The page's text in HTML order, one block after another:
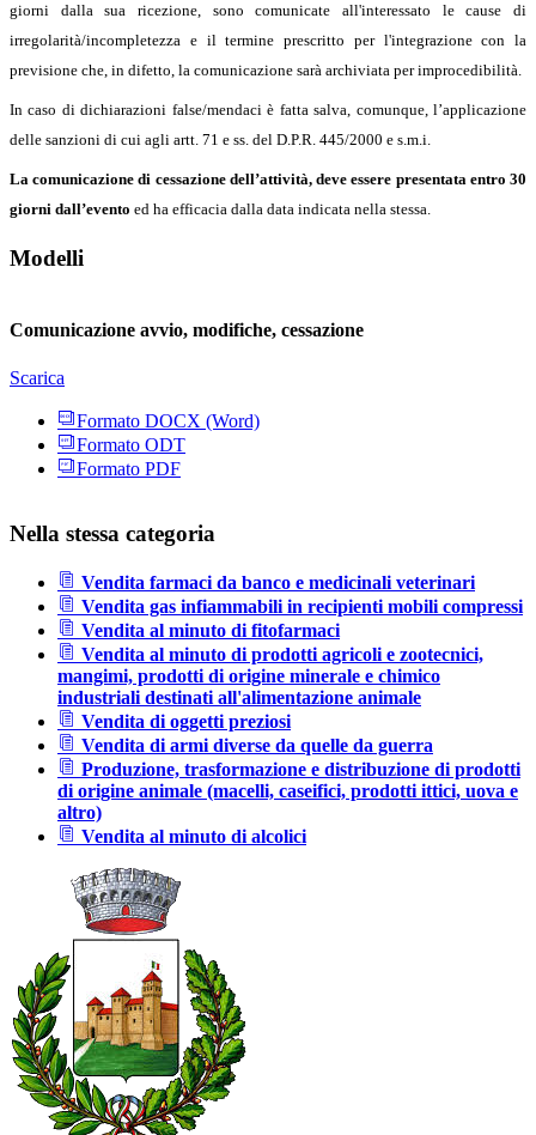
giorni dalla sua ricezione, sono comunicate all'interessato le cause di
irregolarità/incompletezza e il termine prescritto per l'integrazione con la
previsione che, in difetto, la comunicazione sarà archiviata per improcedibilità.
In caso di dichiarazioni false/mendaci è fatta salva, comunque, l’applicazione
delle sanzioni di cui agli artt. 71 e ss. del D.P.R. 445/2000 e s.m.i.
La comunicazione di cessazione dell’attività, deve essere presentata entro 30
giorni dall’evento ed ha efficacia dalla data indicata nella stessa.
Modelli
Comunicazione avvio, modifiche, cessazione
Scarica
Formato DOCX (Word)
Formato ODT
Formato PDF
Nella stessa categoria
Vendita farmaci da banco e medicinali veterinari
Vendita gas infiammabili in recipienti mobili compressi
Vendita al minuto di fitofarmaci
Vendita al minuto di prodotti agricoli e zootecnici,
mangimi, prodotti di origine minerale e chimico
industriali destinati all'alimentazione animale
Vendita di oggetti preziosi
Vendita di armi diverse da quelle da guerra
Produzione, trasformazione e distribuzione di prodotti
di origine animale (macelli, caseifici, prodotti ittici, uova e
altro)
Vendita al minuto di alcolici